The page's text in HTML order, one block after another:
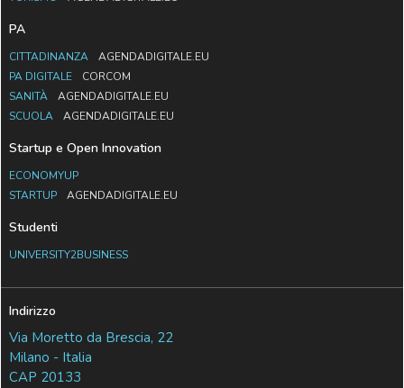
PA
CITTADINANZA
AGENDADIGITALE.EU
PA DIGITALE
CORCOM
SANITÀ
AGENDADIGITALE.EU
SCUOLA
AGENDADIGITALE.EU
Startup e Open Innovation
ECONOMYUP
STARTUP
AGENDADIGITALE.EU
Studenti
UNIVERSITY2BUSINESS
Indirizzo
Via Moretto da Brescia, 22
Milano - Italia
CAP 20133